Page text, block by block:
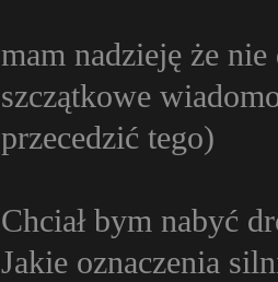
mam nadzieję że
szczątkowe
przecedzić tego)
Chciał bym nabyć
Jakie oznaczenia